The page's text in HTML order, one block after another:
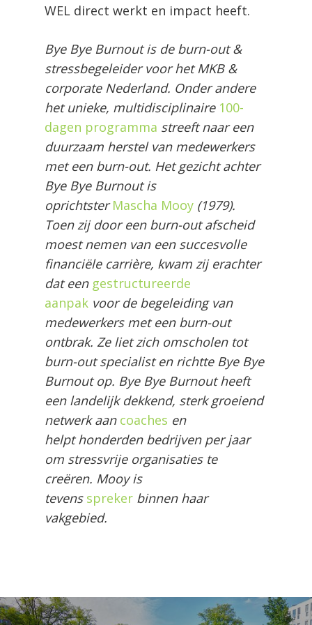
WEL direct werkt en impact heeft.
Bye Bye Burnout is de burn-out &
stressbegeleider voor het MKB &
corporate Nederland. Onder andere
het unieke, multidisciplinaire 100-
dagen programma streeft naar een
duurzaam herstel van medewerkers
met een burn-out. Het gezicht achter
Bye Bye Burnout is
oprichtsterMascha Mooy (1979).
Toen zij door een burn-out afscheid
moest nemen van een succesvolle
financiële carrière, kwam zij erachter
dat een gestructureerde
aanpak voor de begeleiding van
medewerkers met een burn-out
ontbrak. Ze liet zich omscholen tot
burn-out specialist en richtte Bye Bye
Burnout op. Bye Bye Burnout heeft
een landelijk dekkend, sterk groeiend
netwerk aan coaches en
helpt honderden bedrijven per jaar
om stressvrije organisaties te
creëren. Mooy is
tevens spreker binnen haar
vakgebied.